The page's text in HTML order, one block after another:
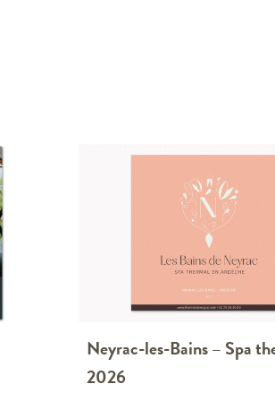
Neyrac-les-Bains – Spa
2026